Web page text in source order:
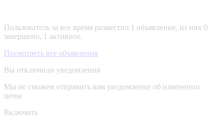
Пользователь за все время разместил 1 объявление, из них 0
завершено, 1 активное.
Посмотреть все объявления
Вы отключили уведомления
Мы не сможем отправить вам уведомление об изменении
цены
Включить